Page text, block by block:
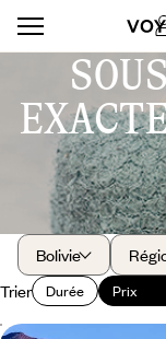
Bolivie
Trier
Durée Prix